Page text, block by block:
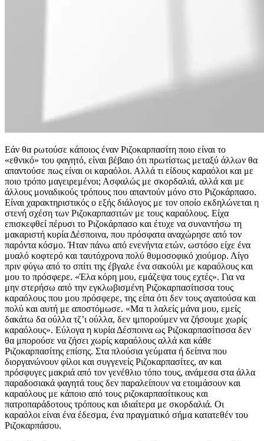
Εάν θα ρωτούσε κάποιος έναν Ριζοκαρπασίτη ποιο είναι το
«εθνικό» του φαγητό, είναι βέβαιο ότι πρωτίστως μεταξύ άλλων θα
απαντούσε πως είναι οι καραόλοι. Αλλά τι είδους καραόλοι και με
ποιο τρόπο μαγειρεμένοι; Ασφαλώς με σκορδαλιά, αλλά και με
άλλους μοναδικούς τρόπους που απαντούν μόνο στο Ριζοκάρπασο.
Είναι χαρακτηριστικός ο εξής διάλογος με τον οποίο εκδηλώνεται η
στενή σχέση των Ριζοκαρπασιτών με τους καραόλους. Είχα
επισκεφθεί πέρυσι το Ριζοκάρπασο και έτυχε να συναντήσω τη
μακαριστή κυρία Δέσποινα, που πρόσφατα αναχώρησε από τον
παρόντα κόσμο. Ήταν πάνω από ενενήντα ετών, ωστόσο είχε ένα
μυαλό κοφτερό και ταυτόχρονα πολύ θυμοσοφικό χιούμορ. Λίγο
πριν φύγω από το σπίτι της έβγαλε ένα σακούλι με καραόλους και
μου το πρόσφερε. «Έλα κόρη μου, εμάζεψα τους εχτές». Για να
μην στερήσω από την εγκλωβισμένη Ριζοκαρπασίτισσα τους
καραόλους που μου πρόσφερε, της είπα ότι δεν τους αγαπούσα και
πολύ και αυτή με αποστόμωσε. «Μα τι λαλείς μάνα μου, εμείς
δακάτω δα ούλλα τζ’ι ούλλα, δεν ιμπορούμεν να ζήσουμε χωρίς
καραόλους». Εύλογα η κυρία Δέσποινα ως Ριζοκαρπασίτισσα δεν
θα μπορούσε να ζήσει χωρίς καραόλους αλλά και κάθε
Ριζοκαρπασίτης επίσης. Στα πλούσια γεύματα ή δείπνα που
διοργανώνουν φίλοι και συγγενείς Ριζοκαρπασίτες, αν και
πρόσφυγες μακριά από τον γενέθλιο τόπο τους, ανάμεσα στα άλλα
παραδοσιακά φαγητά τους δεν παραλείπουν να ετοιμάσουν και
καραόλους με κάποιο από τους ριζοκαρπασίτικους και
πατροπαράδοτους τρόπους και ιδιαίτερα με σκορδαλιά. Οι
καραόλοι είναι ένα έδεσμα, ένα πραγματικό σήμα κατατεθέν του
Ριζοκαρπάσου.